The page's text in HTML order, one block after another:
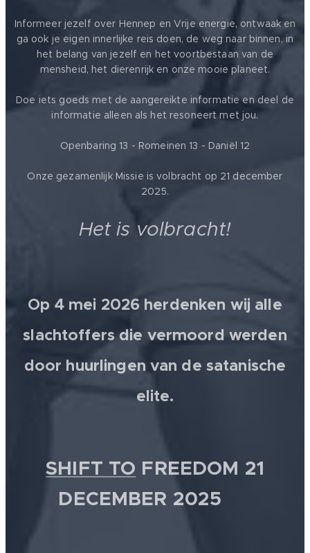
Informeer jezelf over Hennep en Vrije energie, ontwaak en
ga ook je eigen innerlijke reis doen, de weg naar binnen, in
het belang van jezelf en het voortbestaan van de
mensheid, het dierenrijk en onze mooie planeet.
Doe iets goeds met de aangereikte informatie en deel de
informatie alleen als het resoneert met jou.
Openbaring 13 - Romeinen 13 - Daniël 12
Onze gezamenlijk Missie is volbracht op 21 december
2025.
Het is volbracht!
Op 4 mei 2026 herdenken wij alle
slachtoffers die vermoord werden
door huurlingen van de satanische
elite.
SHIFT TO FREEDOM 21
DECEMBER 2025 💫